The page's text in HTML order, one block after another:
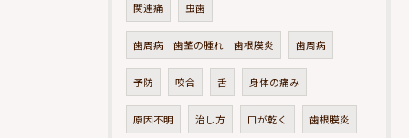
関連痛 虫歯
歯周病 歯茎の腫れ 歯根膜炎 歯周病
予防 咬合 舌 身体の痛み
原因不明 治し方 口が乾く 歯根膜炎